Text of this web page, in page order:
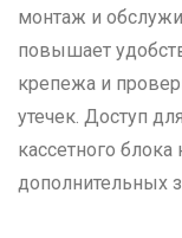
монтаж и
повышает
крепежа и
утечек. Доступ
кассетного блока
дополнительных